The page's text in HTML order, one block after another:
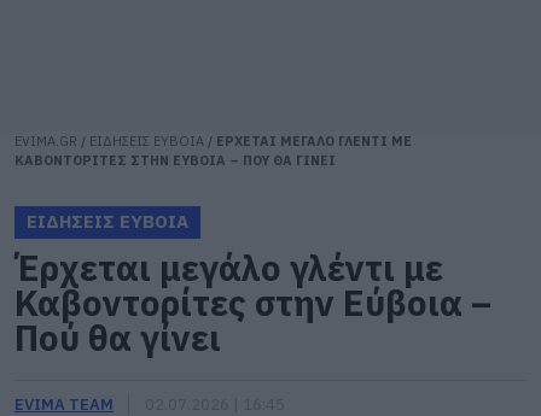
EVIMA.GR / ΕΙΔΗΣΕΙΣ ΕΥΒΟΙΑ / ΕΡΧΕΤΑΙ ΜΕΓΑΛΟ ΓΛΕΝΤΙ ΜΕ
ΚΑΒΟΝΤΟΡΙΤΕΣ ΣΤΗΝ ΕΥΒΟΙΑ – ΠΟΥ ΘΑ ΓΙΝΕΙ
ΕΙΔΗΣΕΙΣ ΕΥΒΟΙΑ
Έρχεται μεγάλο γλέντι με
Καβοντορίτες στην Εύβοια –
Πού θα γίνει
EVIMA TEAM